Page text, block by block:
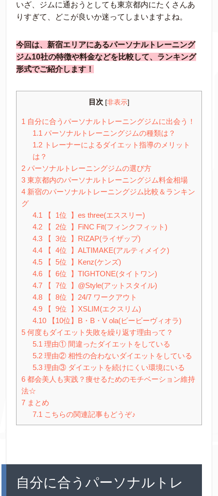
いざ、ジムに通おうとしても東京都内にたくさんあ
りすぎて、どこが良いか迷ってしまいますよね。
今回は、新宿エリアにあるパーソナルトレーニング
ジム10社の特徴や料金などを比較して、ランキング
形式でご紹介します！
目次 [非表示]
1 自分に合うパーソナルトレーニングジムに出会う！
1.1 パーソナルトレーニングジムの種類は？
1.2トレーナーによるダイエット指導のメリット
は？
2 パーソナルトレーニングジムの選び方
3 東京都内のパーソナルトレーニングジム料金相場
4 新宿のパーソナルトレーニングジム比較＆ランキン
グ
4.1
【 1位 】es three(エススリー)
4.2【 2位 】FiNC Fit(フィンクフィット)
4.3【 3位 】RIZAP(ライザップ)
4.4【 4位 】ALTIMAKE(アルティメイク)
4.5【 5位 】Kenz(ケンズ)
4.6【 6位 】TIGHTONE(タイトワン)
4.7【 7位 】@Style(アットスタイル)
4.8【 8位 】24/7 ワークアウト
4.9【 9位 】XSLIM(エクスリム)
4.10【10位】B・B・V ola(ビービーヴィオラ)
5 何度もダイエット失敗を繰り返す理由って？
5.1 理由① 間違ったダイエットをしている
5.2理由② 相性の合わないダイエットをしている
5.3理由③ ダイエットを続けにくい環境にいる
6 都会美人も実践？痩せるためのモチベーション維持
法☆
7 まとめ
7.1 こちらの関連記事もどうぞ♪
自分に合うパーソナルトレ